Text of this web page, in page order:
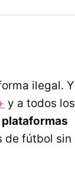
ilegal. Y
y a todos los
de fútbol sin